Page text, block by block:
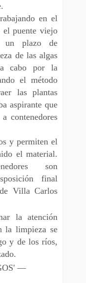
en el
el puente viejo
plazo de
de las algas
cabo por la
el método
las plantas
aspirante que
contenedores
y permiten el
el material.
son
final
Villa Carlos
la atención
la limpieza se
y de los ríos,
—